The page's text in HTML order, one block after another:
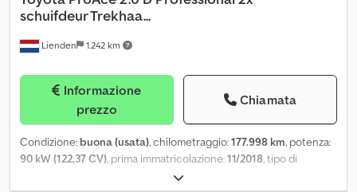
Lienden 1.242 km
schuifdeur Trekhaa...
prezzo
Chiamata
Condizione: buona (usata), chilometraggio:177.998 km, potenza:
90 kW (122,37 CV), prima immatricolazione:11/2018, tipo di
3.280 mm